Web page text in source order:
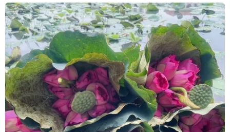
Bộ trưởng Bộ Y tế Đào Hồng Lan giải trình, làm rõ một số vấn đề
đại biểu Quốc hội nêu. (Ảnh: TTXVN)
Đánh giá về thực hiện Quy định tại Nghị quyết
số 30/2021/QH15 về các chính sách phòng chống
dịch COVID-19, nhiều đại biểu đề xuất cần cơ